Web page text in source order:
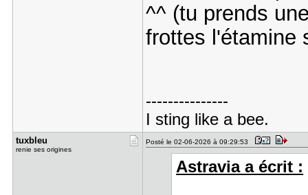
^^ (tu prends
frottes l'étamine
---------------
I sting like a bee.
tuxbleu
renie ses origines
Posté le 02-06-2026 à 09:29:53
Astravia a écrit :